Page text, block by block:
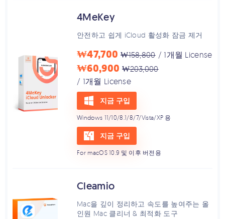
4MeKey
안전하고 쉽게 iCloud 활성화 잠금 제거
₩47,700 ₩158,800 / 1개월 License
₩60,900 ₩203,000
/ 1개월 License
지금 구입
Windows 11/10/8.1/8/7/Vista/XP 용
지금 구입
For macOS 10.9 및 이후 버전용
Cleamio
Mac을 깊이 정리하고 속도를 높여주는 올
인원 Mac 클리너 & 최적화 도구